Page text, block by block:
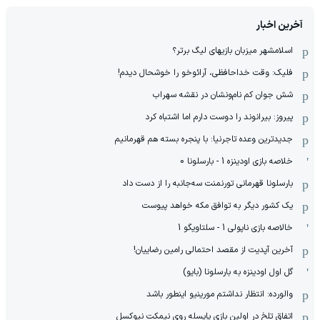
آخرین اخبار
اسلامشهر میزبان بازیهای لیگ برتر؟
فلیک: وقت خداحافظی، آرائوخو را خوشحال دیدم!
شش جوان کم نام‌و‌نشان در نقشه سهراب
پیروز: بیرانوند را دوست دارم اما اشتباه کرد
جدیدترین وعده تاجرنیا: با پنجره بسته هم قهرمانیم
خلاصه بازی اودینزه 1 - بارسلونا 0
بارسلونا قهرمانی تورنمنت سه‌جانبه را از دست داد
یک کشور دیگر به توافق مکه خواهد پیوست
خالاصه بازی ناپولی 1 - سلتاویگو 1
آخرین آپدیت از مقصد احتمالی رامین رضاییان!
گل اول اودینزه به بارسلونا (بایو)
والورده: انتظار نداشتم مورینیو اینطور باشد
اتفاق تلخ در اولین بازی یایسله روی نیمکت نیوکسل